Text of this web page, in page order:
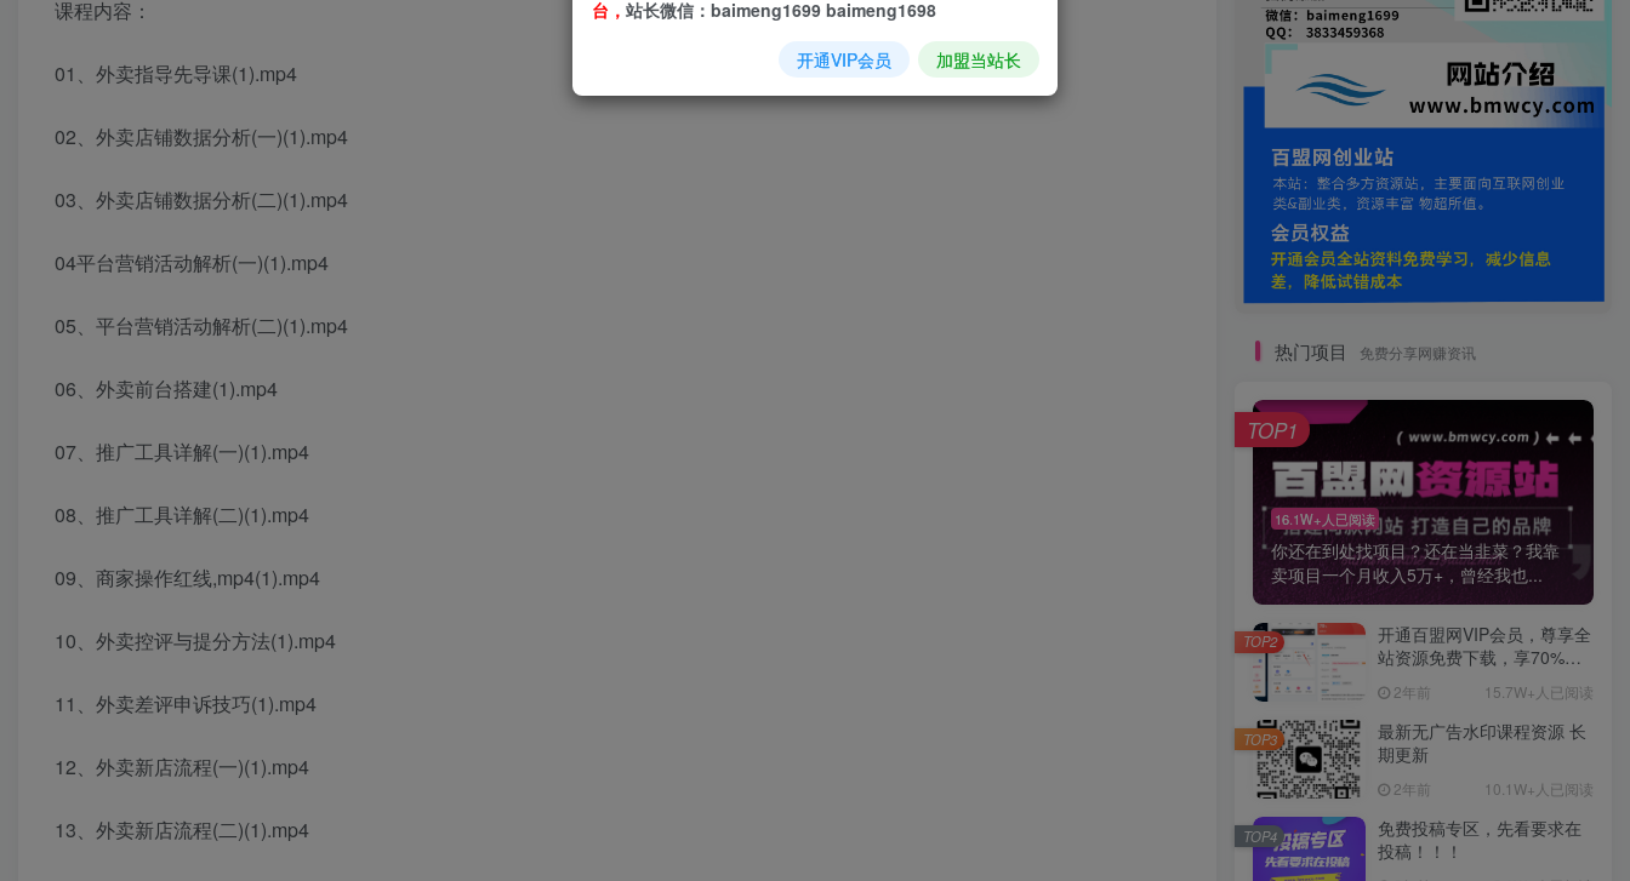
课程内容：
01、外卖指导先导课(1).mp4
02、外卖店铺数据分析(一)(1).mp4
03、外卖店铺数据分析(二)(1).mp4
04平台营销活动解析(一)(1).mp4
05、平台营销活动解析(二)(1).mp4
06、外卖前台搭建(1).mp4
07、推广工具详解(一)(1).mp4
08、推广工具详解(二)(1).mp4
09、商家操作红线,mp4(1).mp4
10、外卖控评与提分方法(1).mp4
11、外卖差评申诉技巧(1).mp4
12、外卖新店流程(一)(1).mp4
13、外卖新店流程(二)(1).mp4
热门项目 免费分享网赚资讯
16.1W+人已阅读
你还在到处找项目？还在当韭菜？我靠
卖项目一个月收入5万+，曾经我也...
TOP1
开通百盟网VIP会员，尊享全
站资源免费下载，享70%的
惠】2年前 15.7W+人已阅读
TOP2
最新无广告水印课程资源 长
期更新
2年前 10.1W+人已阅读
TOP3
免费投稿专区，先看要求在
投稿！！！
TOP4
台， 站长微信：baimeng1699 baimeng1698
开通VIP会员 加盟当站长